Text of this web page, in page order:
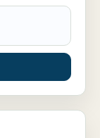
eller